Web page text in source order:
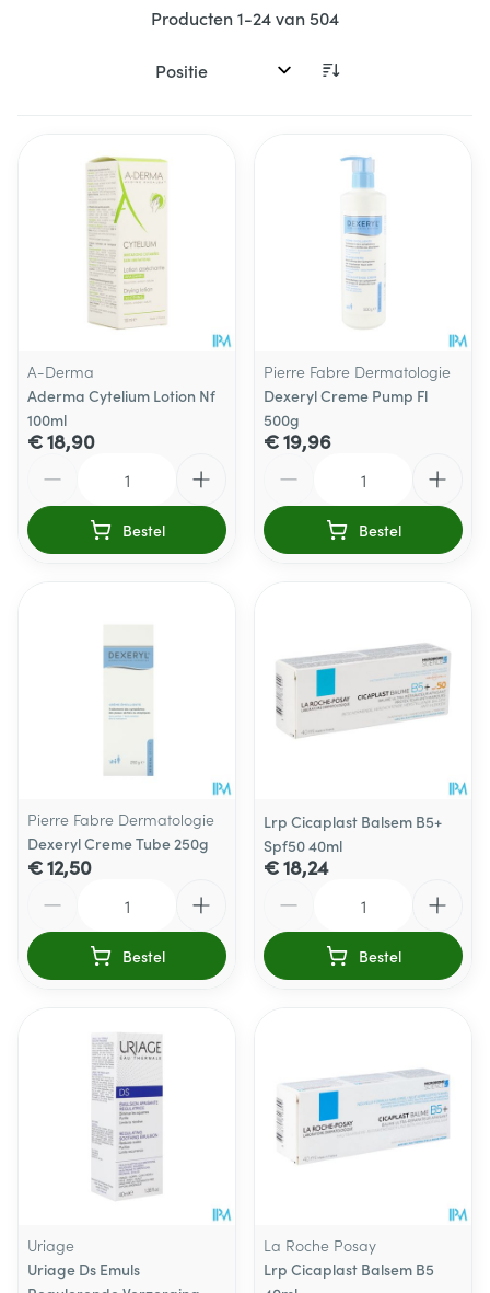
Producten1-24van504
Sorteer op:
A-Derma
Aderma Cytelium Lotion Nf
100ml
€ 18,90
Bestel
Pierre Fabre Dermatologie
Dexeryl Creme Pump Fl
500g
€ 19,96
Bestel
Pierre Fabre Dermatologie
Dexeryl Creme Tube 250g
€ 12,50
Bestel
Lrp Cicaplast Balsem B5+
Spf50 40ml
€ 18,24
Bestel
Uriage
Uriage Ds Emuls
La Roche Posay
Lrp Cicaplast Balsem B5